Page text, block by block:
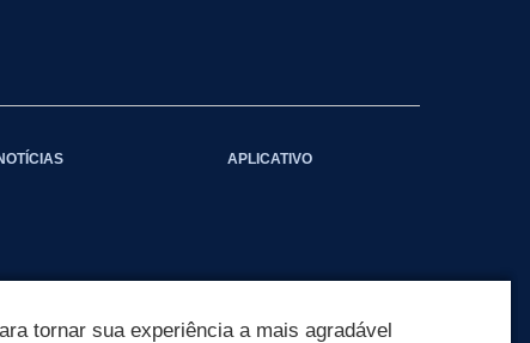
APLICATIVO
tornar sua experiência a mais agradável